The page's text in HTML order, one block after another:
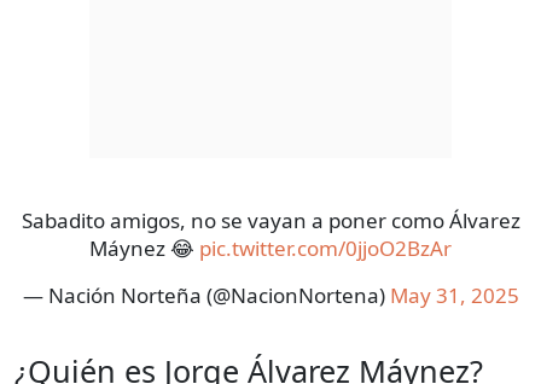
Sabadito amigos, no se vayan a poner como Álvarez
Máynez 😂 pic.twitter.com/0jjoO2BzAr
— Nación Norteña (@NacionNortena) May 31, 2025
¿Quién es Jorge Álvarez Máynez?